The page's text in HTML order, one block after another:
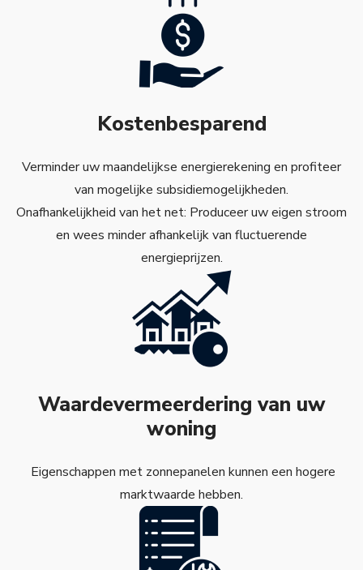
Kostenbesparend
Verminder uw maandelijkse energierekening en profiteer
van mogelijke subsidiemogelijkheden.
Onafhankelijkheid van het net: Produceer uw eigen stroom
en wees minder afhankelijk van fluctuerende
energieprijzen.
Waardevermeerdering van uw
woning
Eigenschappen met zonnepanelen kunnen een hogere
marktwaarde hebben.